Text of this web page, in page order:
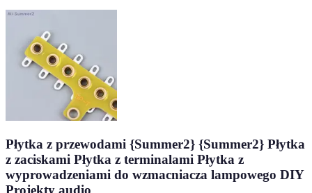
Płytka z przewodami {Summer2} {Summer2} Płytka
z zaciskami Płytka z terminalami Płytka z
wyprowadzeniami do wzmacniacza lampowego DIY
Projekty audio